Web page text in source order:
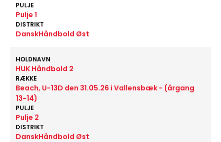
PULJE
Pulje 1
DISTRIKT
DanskHåndbold Øst
HOLDNAVN
HUK Håndbold 2
RÆKKE
Beach, U-13D den 31.05.26 i Vallensbæk - (årgang
13-14)
PULJE
Pulje 2
DISTRIKT
DanskHåndbold Øst